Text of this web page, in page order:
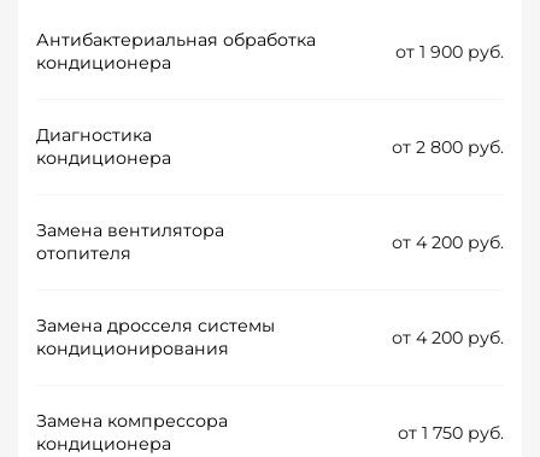
Антибактериальная обработка
кондиционера
от 1 900 руб.
Диагностика
кондиционера
от 2 800 руб.
Замена вентилятора
отопителя
от 4 200 руб.
Замена дросселя системы
кондиционирования
от 4 200 руб.
Замена компрессора
кондиционера
от 1 750 руб.